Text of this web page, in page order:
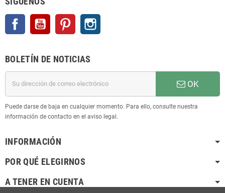
Facebook YouTube Pinterest
BOLETÍN DE NOTICIAS
OK
Puede darse de baja en cualquier momento. Para ello, consulte nuestra
información de contacto en el aviso legal.
INFORMACIÓN
POR QUÉ ELEGIRNOS
A TENER EN CUENTA